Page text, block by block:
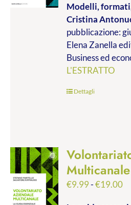
a
Modelli,
Cristina
pubblicazione:
Elena Zanella
Business ed
L'ESTRATTO
Dettagli
Multicanale
€9.99-€19.00